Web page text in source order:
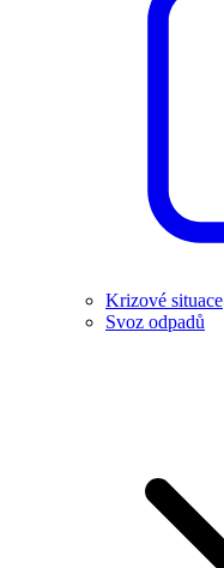
Krizové situace
Svoz odpadů